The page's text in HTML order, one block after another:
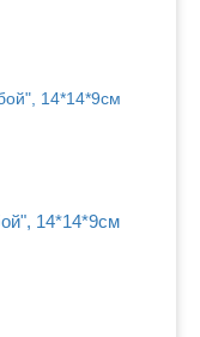
14*14*9см